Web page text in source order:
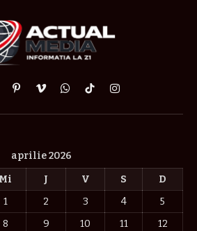
PinterestVimeoWhatsApp
TikTokInstagram
aprilie 2026
Mi J V S
D
1
2 3 4
5
8 9 10 11
12